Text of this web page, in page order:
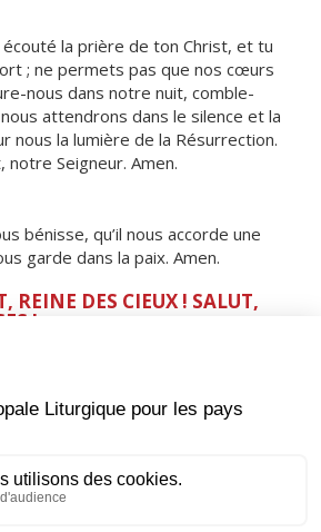
la prière de ton Christ, et tu
; ne permets pas que nos cœurs
nous dans notre nuit, comble-
attendrons dans le silence et la
nous la lumière de la Résurrection.
notre Seigneur. Amen.
bénisse, qu’il nous accorde une
garde dans la paix. Amen.
REINE DES CIEUX ! SALUT,
!
! Salut, Reine des anges !
Salut, Porte du ciel !
levée sur le monde.
: